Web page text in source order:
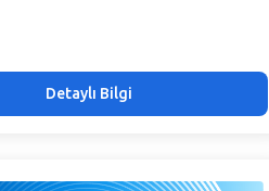
Detaylı Bilgi